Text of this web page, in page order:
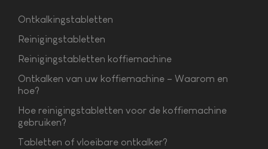
Ontkalkingstabletten
Reinigingstabletten
Reinigingstabletten koffiemachine
Ontkalken van uw koffiemachine – Waarom en
hoe?
Hoe reinigingstabletten voor de koffiemachine
gebruiken?
Tabletten of vloeibare ontkalker?